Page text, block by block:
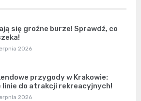
się groźne burze! Sprawdź, co
2026
przygody w Krakowie:
linie do atrakcji rekreacyjnych!
2026